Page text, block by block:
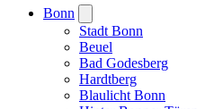
Bonn
Stadt Bonn
Beuel
Bad Godesberg
Hardtberg
Blaulicht Bonn